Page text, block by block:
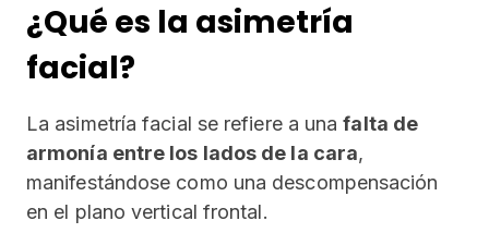
¿Qué es la asimetría
facial?
La asimetría facial se refiere a unafalta de
armonía entre los lados de la cara,
manifestándose como una descompensación
en el plano vertical frontal.